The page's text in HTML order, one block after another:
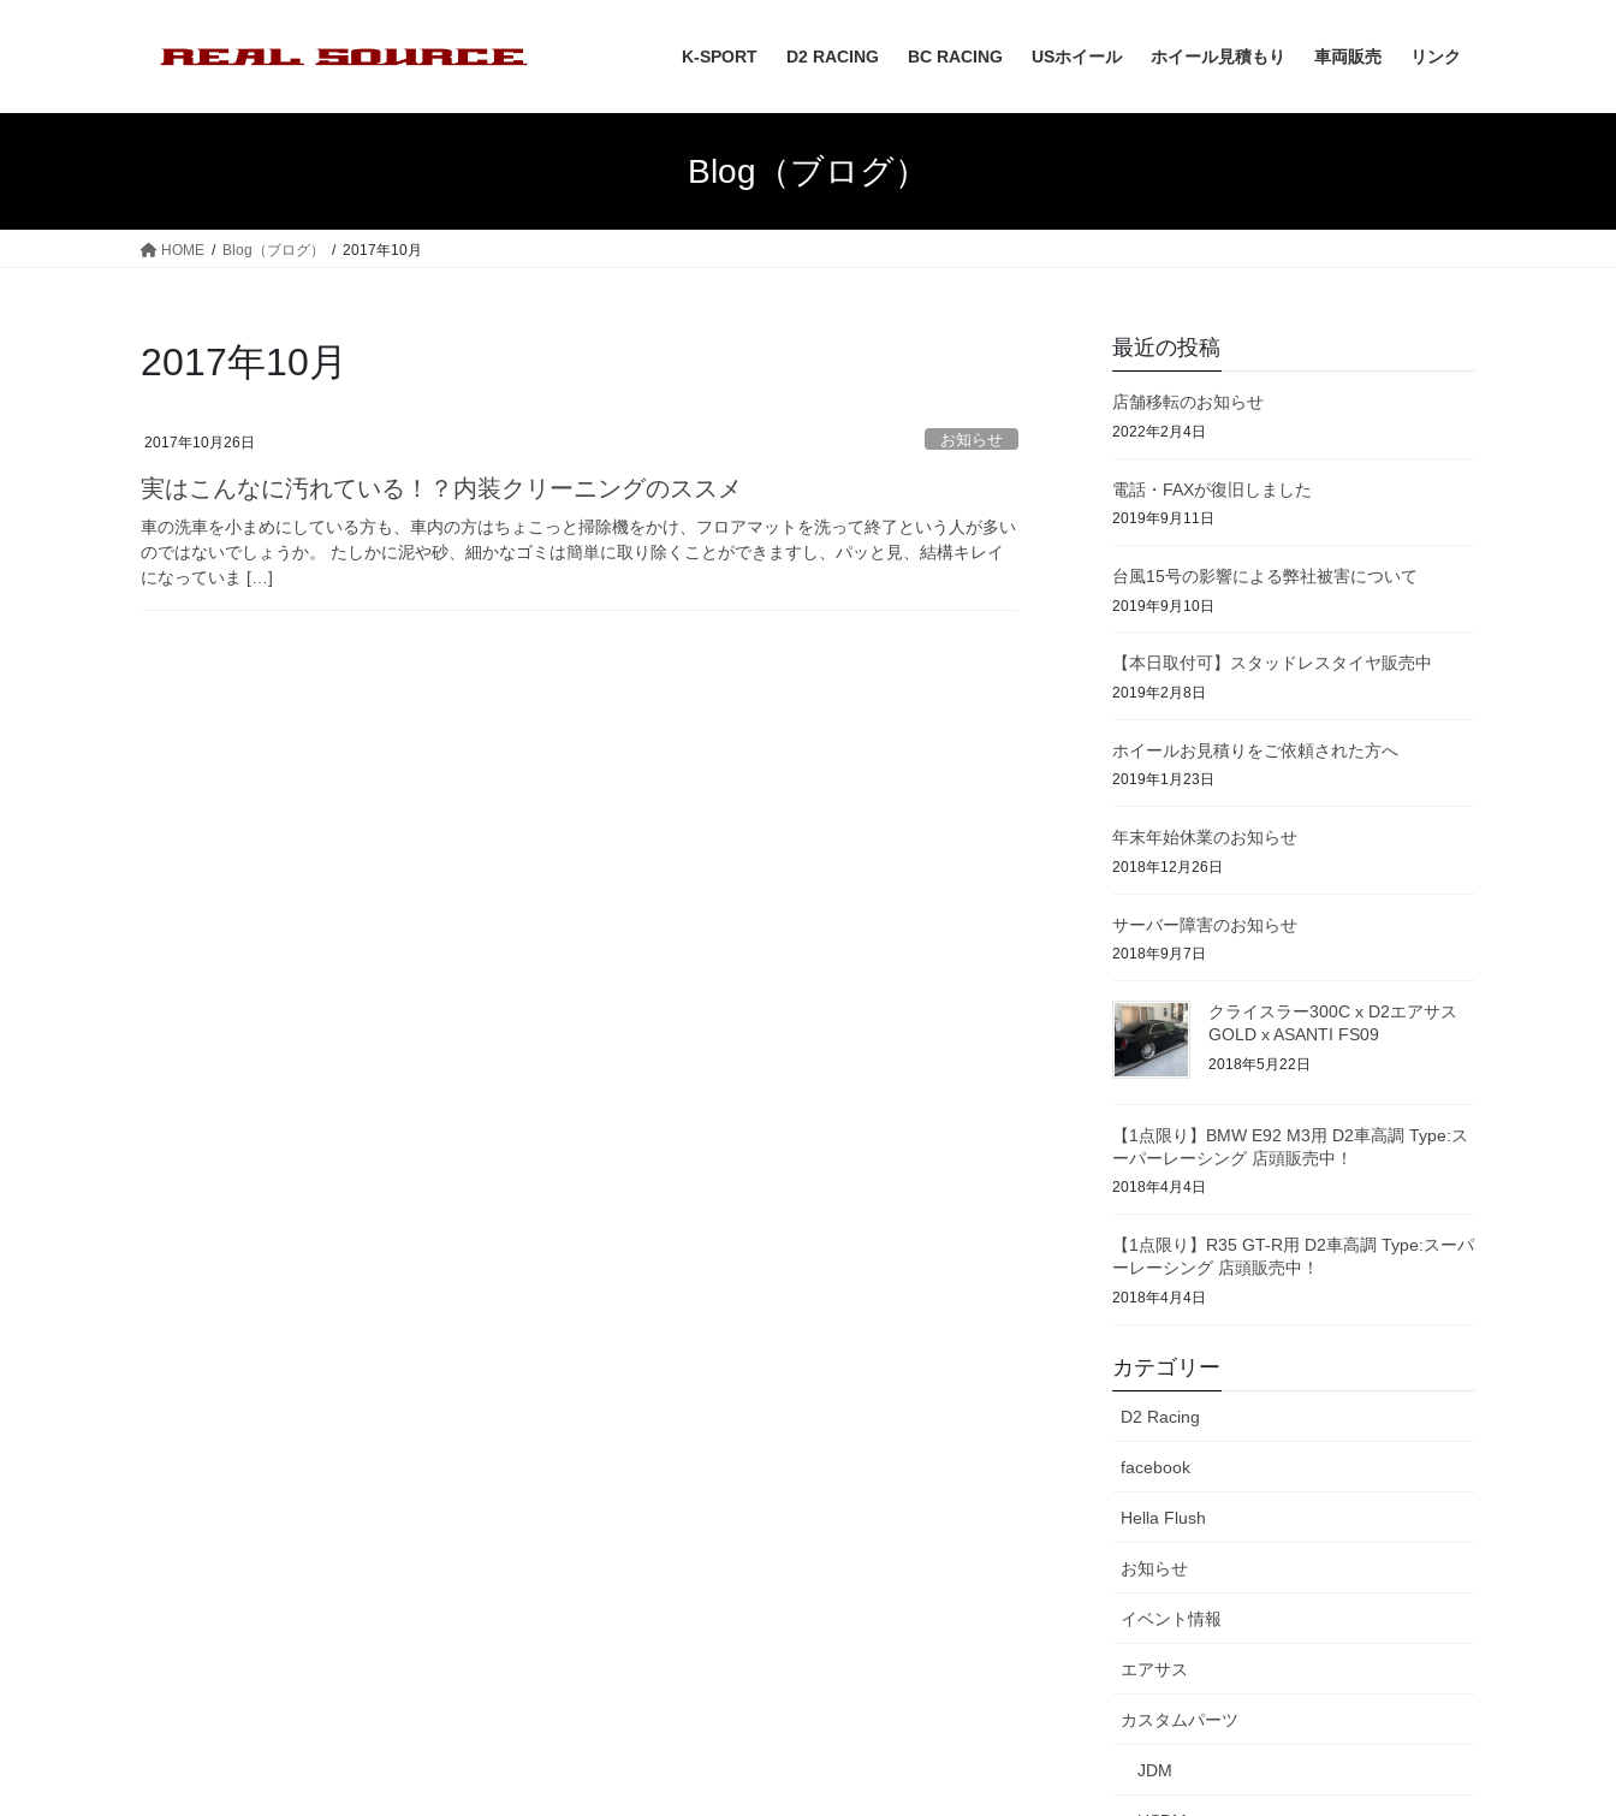
K-SPORT D2 RACING BC RACING USホイール ホイール見積もり 車両販売 リンク
Blog（ブログ）
HOME Blog（ブログ） 2017年10月
2017年10月
2017年10月26日 お知らせ
実はこんなに汚れている！？内装クリーニングのススメ
車の洗車を小まめにしている方も、車内の方はちょこっと掃除機をかけ、フロアマットを洗って終了という人が多い
のではないでしょうか。 たしかに泥や砂、細かなゴミは簡単に取り除くことができますし、パッと見、結構キレイ
になっていま […]
最近の投稿
店舗移転のお知らせ
2022年2月4日
電話・FAXが復旧しました
2019年9月11日
台風15号の影響による弊社被害について
2019年9月10日
【本日取付可】スタッドレスタイヤ販売中
2019年2月8日
ホイールお見積りをご依頼された方へ
2019年1月23日
年末年始休業のお知らせ
2018年12月26日
サーバー障害のお知らせ
2018年9月7日
クライスラー300C x D2エアサス
GOLD x ASANTI FS09
2018年5月22日
【1点限り】BMW E92 M3用 D2車高調 Type:ス
ーパーレーシング 店頭販売中！
2018年4月4日
【1点限り】R35 GT-R用 D2車高調 Type:スーパ
ーレーシング 店頭販売中！
2018年4月4日
カテゴリー
D2 Racing
facebook
Hella Flush
お知らせ
イベント情報
エアサス
カスタムパーツ
JDM